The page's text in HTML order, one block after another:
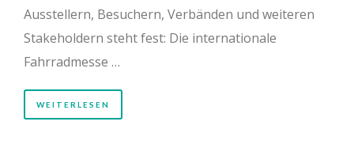
Ausstellern, Besuchern, Verbänden und weiteren
Stakeholdern steht fest: Die internationale
Fahrradmesse …
WEITERLESEN